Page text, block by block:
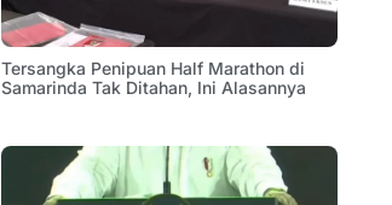
Tersangka Penipuan Half Marathon di
Samarinda Tak Ditahan, Ini Alasannya